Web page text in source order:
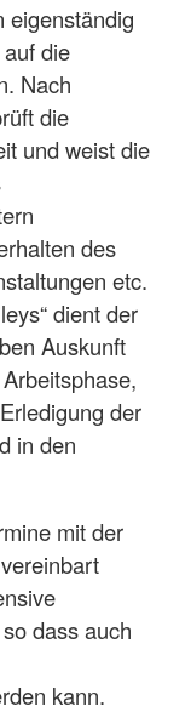
eigenständig
die
Nach
die
und weist die
des
etc.
dient der
Auskunft
der
in den
mit der
dass auch
kann.